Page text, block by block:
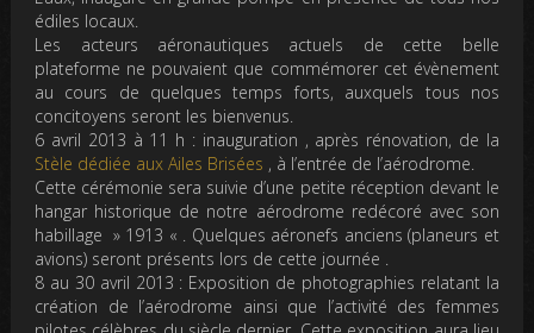
édiles locaux.
Les acteurs aéronautiques actuels de cette belle
plateforme ne pouvaient que commémorer cet évènement
au cours de quelques temps forts, auxquels tous nos
concitoyens seront les bienvenus.
6 avril 2013 à 11 h : inauguration , après rénovation, de la
Stèle dédiée aux Ailes Brisées , à l’entrée de l’aérodrome.
Cette cérémonie sera suivie d’une petite réception devant le
hangar historique de notre aérodrome redécoré avec son
habillage » 1913 « . Quelques aéronefs anciens (planeurs et
avions) seront présents lors de cette journée .
8 au 30 avril 2013 : Exposition de photographies relatant la
création de l’aérodrome ainsi que l’activité des femmes